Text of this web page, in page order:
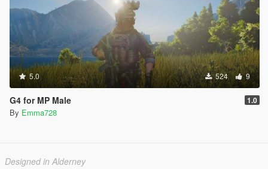
5.0 524 9
G4 for MP Male 1.0
By Emma728
Designed in Alderney